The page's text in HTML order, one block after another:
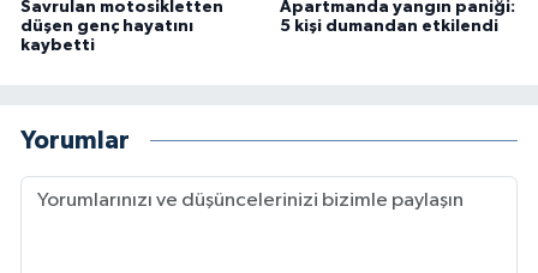
Savrulan motosikletten
düşen genç hayatını
kaybetti
Apartmanda yangın paniği:
5 kişi dumandan etkilendi
Yorumlar